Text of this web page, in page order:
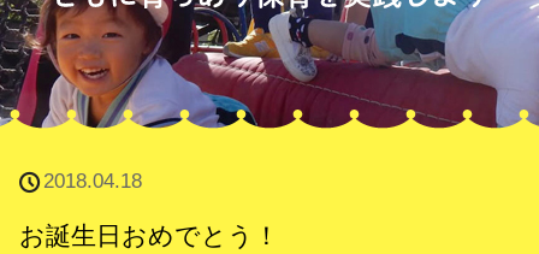
2018.04.18
お誕生日おめでとう！